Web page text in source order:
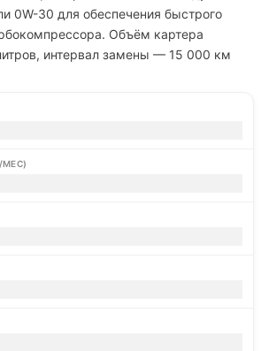
0W-30 для обеспечения быстрого
Объём картера
интервал замены — 15 000 км
МЕС)